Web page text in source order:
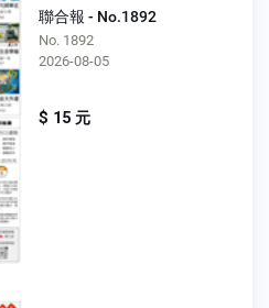
聯合報 - No.1892
No. 1892
2026-08-05
$ 15 元